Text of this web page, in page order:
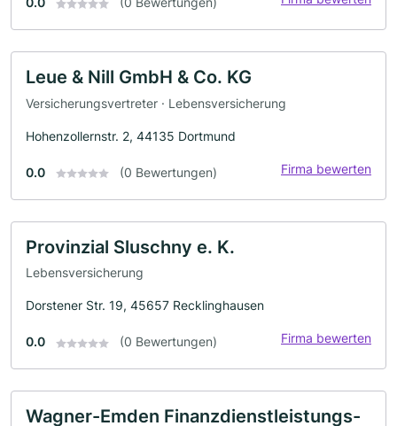
Leue & Nill GmbH & Co. KG
Versicherungsvertreter · Lebensversicherung
Hohenzollernstr. 2, 44135 Dortmund
0.0 (0 Bewertungen) Firma bewerten
Provinzial Sluschny e. K.
Lebensversicherung
Dorstener Str. 19, 45657 Recklinghausen
0.0 (0 Bewertungen) Firma bewerten
Wagner-Emden Finanzdienstleistungs-